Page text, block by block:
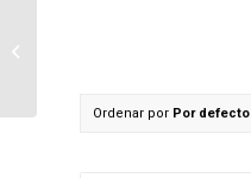
Ordenar por Por defecto